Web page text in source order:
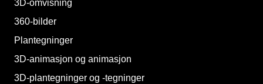
3D-omvisning
360-bilder
Plantegninger
3D-animasjon og animasjon
3D-plantegninger og -tegninger